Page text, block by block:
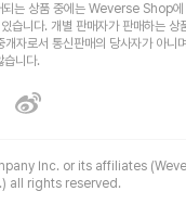
는 상품 중에는 Weverse Shop에
습니다. 개별 판매자가 판매하는 상
개자로서 통신판매의 당사자가 아니
습니다.
Inc. or its affiliates
all rights reserved.